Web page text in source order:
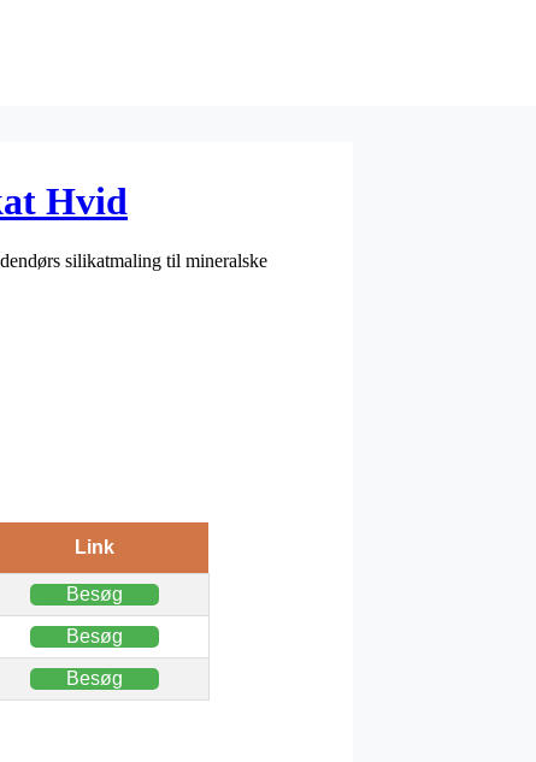
Hvid
silikatmaling til mineralske
Link
Besøg
Besøg
Besøg